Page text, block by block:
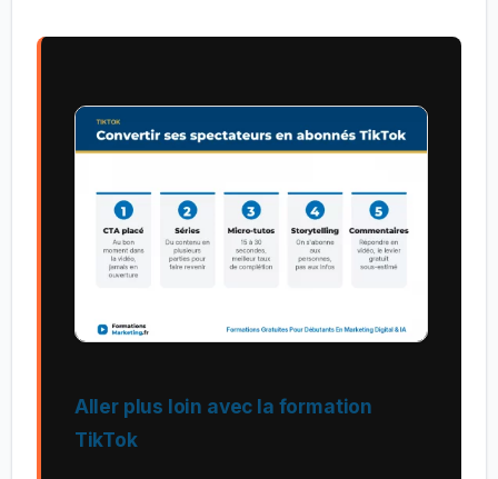
Aller plus loin avec la formation
TikTok